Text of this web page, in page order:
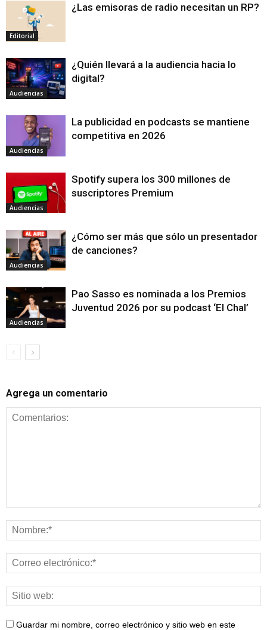
Editorial
¿Las emisoras de radio necesitan un RP?
Audiencias
¿Quién llevará a la audiencia hacia lo
digital?
Audiencias
La publicidad en podcasts se mantiene
competitiva en 2026
Audiencias
Spotify supera los 300 millones de
suscriptores Premium
Audiencias
¿Cómo ser más que sólo un presentador
de canciones?
Audiencias
Pao Sasso es nominada a los Premios
Juventud 2026 por su podcast ‘El Chal’
Agrega un comentario
Guardar mi nombre, correo electrónico y sitio web en este